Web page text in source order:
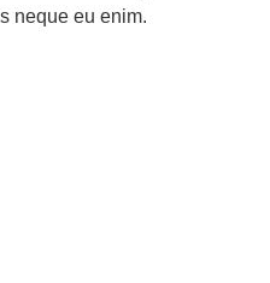
neque eu enim.